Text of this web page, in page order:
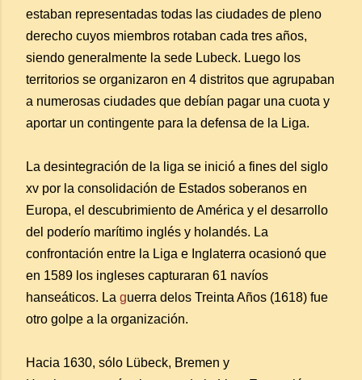
estaban representadas todas las ciudades de pleno
derecho cuyos miembros rotaban cada tres años,
siendo generalmente la sede Lubeck. Luego los
territorios se organizaron en 4 distritos que agrupaban
a numerosas ciudades que debían pagar una cuota y
aportar un contingente para la defensa de la Liga.
La desintegración de la liga se inició a fines del siglo
xv por la consolidación de Estados soberanos en
Europa, el descubrimiento de América y el desarrollo
del poderío marítimo inglés y holandés. La
confrontación entre la Liga e Inglaterra ocasionó que
en 1589 los ingleses capturaran 61 navíos
hanseáticos. La guerra delos Treinta Años (1618) fue
otro golpe a la organización.
Hacia 1630, sólo Lübeck, Bremen y